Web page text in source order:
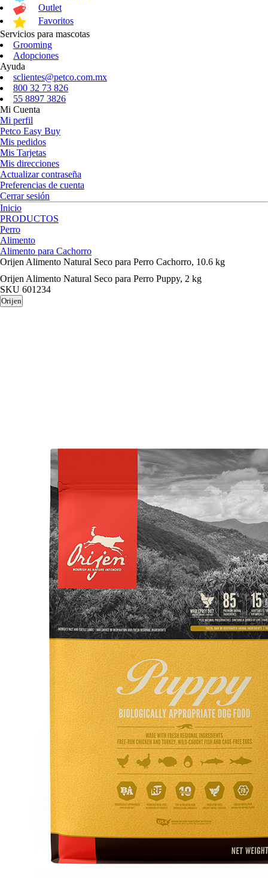
Outlet
Favoritos
Servicios para mascotas
Grooming
Adopciones
Ayuda
sclientes@petco.com.mx
800 32 73 826
55 8897 3826
Mi Cuenta
Mi perfil
Petco Easy Buy
Mis pedidos
Mis Tarjetas
Mis direcciones
Actualizar contraseña
Preferencias de cuenta
Cerrar sesión
Inicio
PRODUCTOS
Perro
Alimento
Alimento para Cachorro
Orijen Alimento Natural Seco para Perro Cachorro, 10.6 kg
Orijen Alimento Natural Seco para Perro Puppy, 2 kg
SKU 601234
Orijen